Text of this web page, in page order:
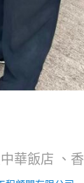
華飯店 、香